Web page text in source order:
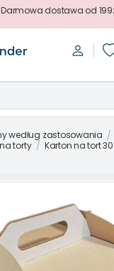
dostawa od
według zastosowania
torty
Karton na tort 30